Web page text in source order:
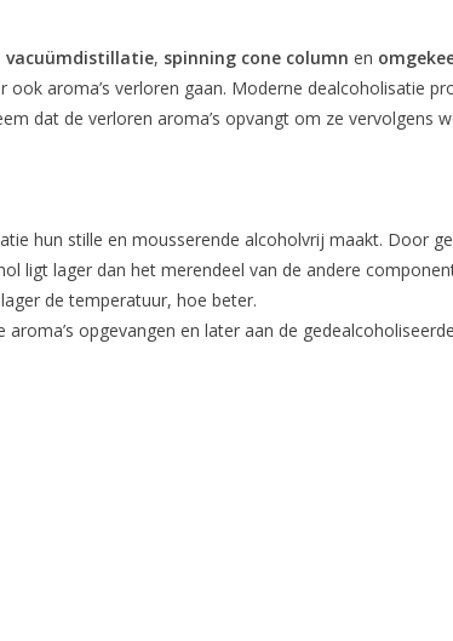
vacuümdistillatie, spinning cone column en
aroma’s verloren gaan. Moderne dealcoholisatie
dat de verloren aroma’s opvangt om ze vervolgens
hun stille en mousserende alcoholvrij maakt. Door
ligt lager dan het merendeel van de andere
de temperatuur, hoe beter.
aroma’s opgevangen en later aan de